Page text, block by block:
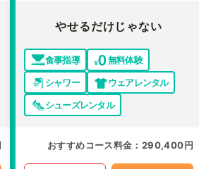
やせるだけじゃない
食事指導
無料体験
シャワー
ウェアレンタル
シューズレンタル
おすすめコース料金 290,400円